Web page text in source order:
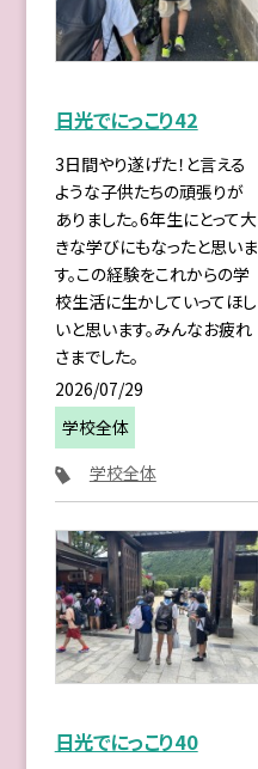
日光でにっこり42
3日間やり遂げた！と言える
ような子供たちの頑張りが
ありました。6年生にとって大
きな学びにもなったと思いま
す。この経験をこれからの学
校生活に生かしていってほし
いと思います。みんなお疲れ
さまでした。
2026/07/29
学校全体
学校全体
日光でにっこり40